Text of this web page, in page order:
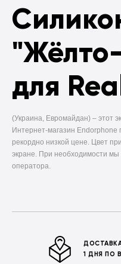
для
(Украина, Евромайдан) – этот
Интернет-магазин Endorphone
рекордно низкой цене. Цвет
экране. При необходимости мы
оператора.
1 ДНЯ ПО